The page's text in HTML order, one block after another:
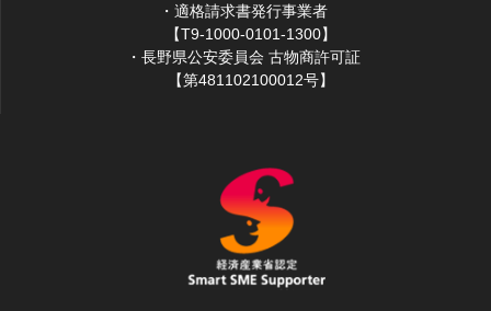
枚-入荷中-
・適格請求書発行事業者
【T9-1000-0101-1300】
・長野県公安委員会 古物商許可証
【第481102100012号】